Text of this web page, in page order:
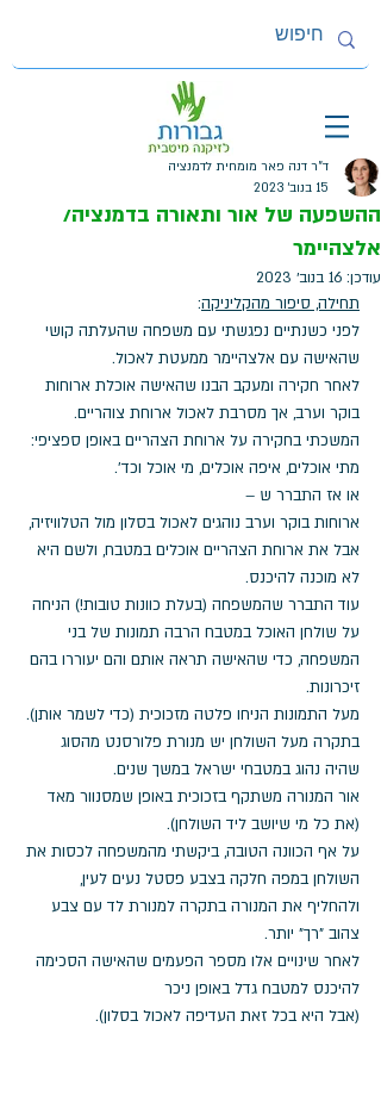
ההשפעה של אור ותאורה בדמנציה/
אלצהיימר
ד"ר דנה פאר מומחית לדמנציה
15 בנוב׳ 2023
עודכן: 16 בנוב׳ 2023
תחילה, סיפור מהקליניקה:
לפני כשנתיים נפגשתי עם משפחה שהעלתה קושי
שהאישה עם אלצהיימר ממעטת לאכול.
לאחר חקירה ומעקב הבנו שהאישה אוכלת ארוחות
בוקר וערב, אך מסרבת לאכול ארוחת צוהריים.
המשכתי בחקירה על ארוחת הצהריים באופן ספציפי:
מתי אוכלים, איפה אוכלים, מי אוכל וכד'.
או אז התברר ש –
ארוחות בוקר וערב נוהגים לאכול בסלון מול הטלוויזיה,
אבל את ארוחת הצהריים אוכלים במטבח, ולשם היא
לא מוכנה להיכנס.
עוד התברר שהמשפחה (בעלת כוונות טובות!) הניחה
על שולחן האוכל במטבח הרבה תמונות של בני
המשפחה, כדי שהאישה תראה אותם והם יעוררו בהם
זיכרונות.
מעל התמונות הניחו פלטה מזכוכית (כדי לשמר אותן).
בתקרה מעל השולחן יש מנורת פלורסנט מהסוג
שהיה נהוג במטבחי ישראל במשך שנים.
אור המנורה משתקף בזכוכית באופן שמסנוור מאד
(את כל מי שיושב ליד השולחן).
על אף הכוונה הטובה, ביקשתי מהמשפחה לכסות את
השולחן במפה חלקה בצבע פסטל נעים לעין,
ולהחליף את המנורה בתקרה למנורת לד עם צבע
צהוב "רך" יותר.
לאחר שינויים אלו מספר הפעמים שהאישה הסכימה
להיכנס למטבח גדל באופן ניכר
(אבל היא בכל זאת העדיפה לאכול בסלון).